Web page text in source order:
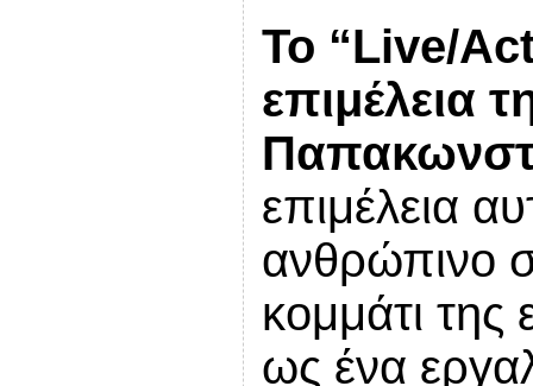
Το “Live/
επιμέλεια
επιμέλεια
ανθρώπινο
κομμάτι της
ως ένα